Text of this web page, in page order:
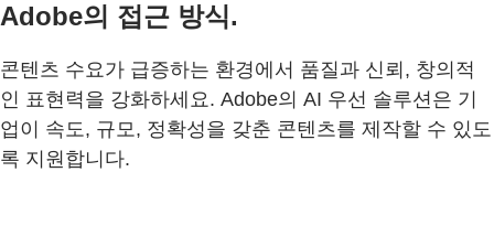
Adobe의 접근 방식.
콘텐츠 수요가 급증하는 환경에서 품질과 신뢰, 창의적
인 표현력을 강화하세요. Adobe의 AI 우선 솔루션은 기
업이 속도, 규모, 정확성을 갖춘 콘텐츠를 제작할 수 있도
록 지원합니다.